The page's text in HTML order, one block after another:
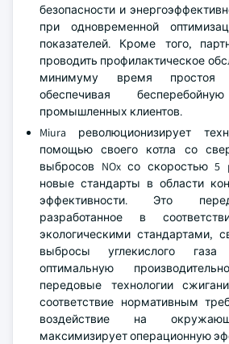
безопасности и
при одновременной
показателей. Кроме того,
проводить профилактическое
минимуму время простоя
обеспечивая
промышленных клиентов.
Miura революционизирует
помощью своего котла со
выбросов NOx со скоростью 5
новые стандарты в области
эффективности. Это
разработанное в
экологическими стандартами,
выбросы углекислого газа
оптимальную
передовые технологии
соответствие нормативным
воздействие на
максимизирует операционную